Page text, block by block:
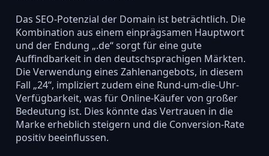
Das SEO-Potenzial der Domain ist beträchtlich. Die
Kombination aus einem einprägsamen Hauptwort
und der Endung „.de“ sorgt für eine gute
Auffindbarkeit in den deutschsprachigen Märkten.
Die Verwendung eines Zahlenangebots, in diesem
Fall „24“, impliziert zudem eine Rund-um-die-Uhr-
Verfügbarkeit, was für Online-Käufer von großer
Bedeutung ist. Dies könnte das Vertrauen in die
Marke erheblich steigern und die Conversion-Rate
positiv beeinflussen.